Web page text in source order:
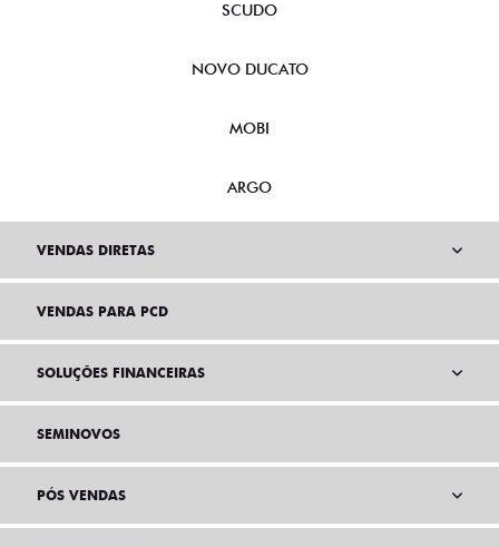
SCUDO
NOVO DUCATO
MOBI
ARGO
VENDAS DIRETAS
VENDAS PARA PCD
SOLUÇÕES FINANCEIRAS
SEMINOVOS
PÓS VENDAS